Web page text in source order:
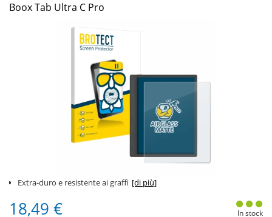
Boox Tab Ultra C Pro
Extra-duro e resistente ai graffi [di più]
18,49 € In stock